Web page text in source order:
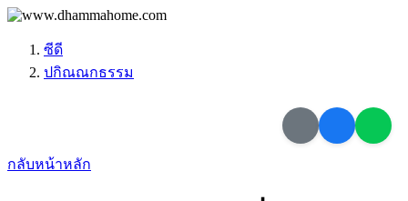
ซีดี
ปกิณณกธรรม
กลับหน้าหลัก